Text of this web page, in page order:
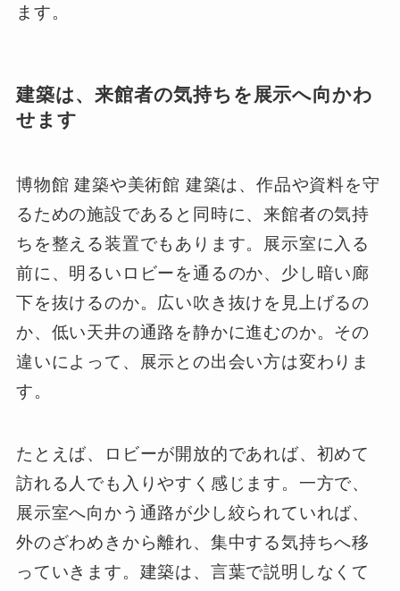
ます。
建築は、来館者の気持ちを展示へ向かわ
せます
博物館 建築や美術館 建築は、作品や資料を守
るための施設であると同時に、来館者の気持
ちを整える装置でもあります。展示室に入る
前に、明るいロビーを通るのか、少し暗い廊
下を抜けるのか。広い吹き抜けを見上げるの
か、低い天井の通路を静かに進むのか。その
違いによって、展示との出会い方は変わりま
す。
たとえば、ロビーが開放的であれば、初めて
訪れる人でも入りやすく感じます。一方で、
展示室へ向かう通路が少し絞られていれば、
外のざわめきから離れ、集中する気持ちへ移
っていきます。建築は、言葉で説明しなくて